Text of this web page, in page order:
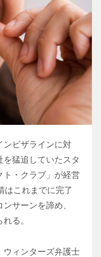
ンビザラインに対
を猛追していたスタ
ト・クラブ」が経営
はこれまでに完了
サーンを諦め、
る。
ウィンターズ弁護士